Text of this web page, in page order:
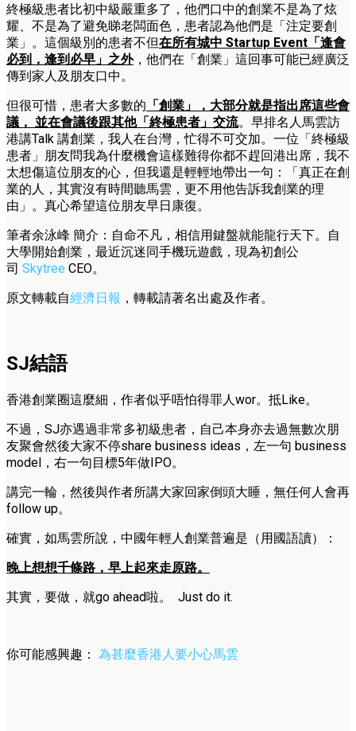
終極級患者比初中級嚴重多了，他們口中的創業不是為了炫
耀、不是為了避免睇老闆面色，患者認為他們是「注定要創
業」。這個級別的患者不但在所有城中 Startup Event「逢會
必到，逢到必早」之外，他們在「創業」這回事可能已經廣泛
傳到家人及朋友口中。
但很可惜，患者大多數的 「創業」，大部分就是指出席這些會
議， 並在會議後跟其他「終極患者」交流。早排名人馬雲訪
港講Talk 講創業，我人在台灣，忙得不可交加。一位「終極級
患者」朋友問我為什麼機會這樣難得你都不趕回港出席，我不
太想傷這位朋友的心，但我還是輕輕地帶出一句：「真正在創
業的人，其實沒有時間聽馬雲，更不用他告訴我創業的理
由」。真心希望這位朋友早日康復。
筆者余泳峰 簡介：自命不凡，相信用鍵盤就能龍行天下。自
大學開始創業，最近沉迷同手機玩遊戲，現為初創公
司 Skytree CEO。
原文轉載自經濟日報 ，轉載請著名出處及作者。
SJ結語
香港創業圈這麼細，作者似乎唔怕得罪人wor。抵Like。
不過，SJ亦遇過非常多初級患者，自己本身亦去過無數次朋
友聚會然後大家不停share business ideas，左一句 business
model，右一句目標5年做IPO。
講完一輪，然後與作者所講大家回家倒頭大睡，無任何人會再
follow up。
確實，如馬雲所說，中國年輕人創業普遍是（用國語讀）：
晚上想想千條路，早上起來走原路。
其實，要做，就go ahead啦。 Just do it.
你可能感興趣： 為甚麼香港人要小心馬雲